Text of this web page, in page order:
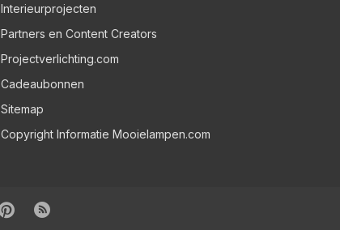
Interieurprojecten
Partners en Content Creators
Projectverlichting.com
Cadeaubonnen
Sitemap
Copyright Informatie Mooielampen.com